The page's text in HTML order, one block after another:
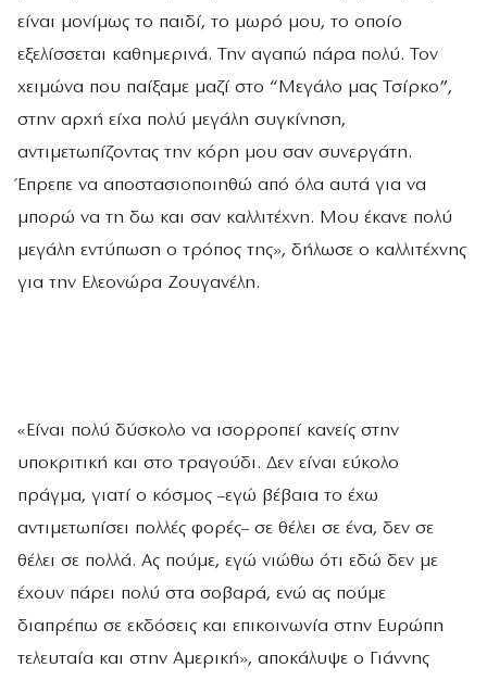
είναι μονίμως το παιδί, το μωρό μου, το οποίο
εξελίσσεται καθημερινά. Την αγαπώ πάρα πολύ. Τον
χειμώνα που παίξαμε μαζί στο “Μεγάλο μας Τσίρκο”,
στην αρχή είχα πολύ μεγάλη συγκίνηση,
αντιμετωπίζοντας την κόρη μου σαν συνεργάτη.
Έπρεπε να αποστασιοποιηθώ από όλα αυτά για να
μπορώ να τη δω και σαν καλλιτέχνη. Μου έκανε πολύ
μεγάλη εντύπωση ο τρόπος της», δήλωσε ο καλλιτέχνης
για την Ελεονώρα Ζουγανέλη.
«Είναι πολύ δύσκολο να ισορροπεί κανείς στην
υποκριτική και στο τραγούδι. Δεν είναι εύκολο
πράγμα, γιατί ο κόσμος –εγώ βέβαια το έχω
αντιμετωπίσει πολλές φορές– σε θέλει σε ένα, δεν σε
θέλει σε πολλά. Ας πούμε, εγώ νιώθω ότι εδώ δεν με
έχουν πάρει πολύ στα σοβαρά, ενώ ας πούμε
διαπρέπω σε εκδόσεις και επικοινωνία στην Ευρώπη
τελευταία και στην Αμερική», αποκάλυψε ο Γιάννης